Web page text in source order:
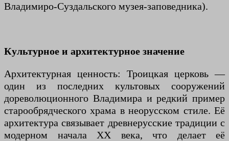
Владимиро-Суздальского музея-заповедника).
Культурное и архитектурное значение
Архитектурная ценность: Троицкая церковь —
один из последних культовых сооружений
дореволюционного Владимира и редкий пример
старообрядческого храма в неорусском стиле. Её
архитектура связывает древнерусские традиции с
модерном начала XX века, что делает её